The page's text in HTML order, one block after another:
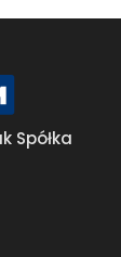
Spółka